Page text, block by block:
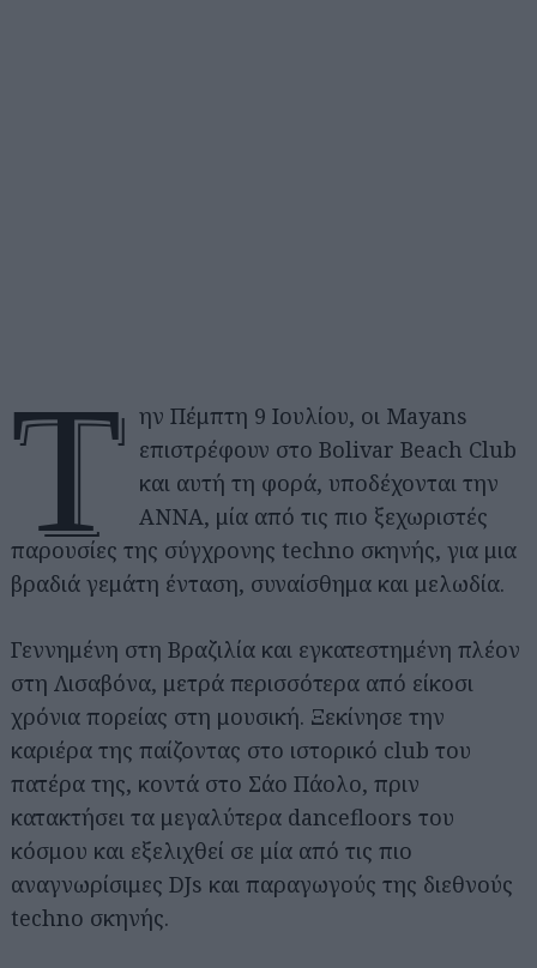
Τ
ην Πέμπτη 9 Ιουλίου, οι Mayans
επιστρέφουν στο Bolivar Beach Club
και αυτή τη φορά, υποδέχονται την
ANNA, μία από τις πιο ξεχωριστές
παρουσίες της σύγχρονης techno σκηνής, για μια
βραδιά γεμάτη ένταση, συναίσθημα και μελωδία.
Γεννημένη στη Βραζιλία και εγκατεστημένη πλέον
στη Λισαβόνα, μετρά περισσότερα από είκοσι
χρόνια πορείας στη μουσική. Ξεκίνησε την
καριέρα της παίζοντας στο ιστορικό club του
πατέρα της, κοντά στο Σάο Πάολο, πριν
κατακτήσει τα μεγαλύτερα dancefloors του
κόσμου και εξελιχθεί σε μία από τις πιο
αναγνωρίσιμες DJs και παραγωγούς της διεθνούς
techno σκηνής.